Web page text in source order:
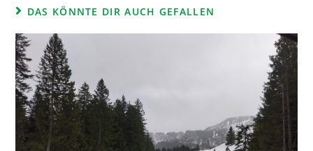
DAS KÖNNTE DIR AUCH GEFALLEN